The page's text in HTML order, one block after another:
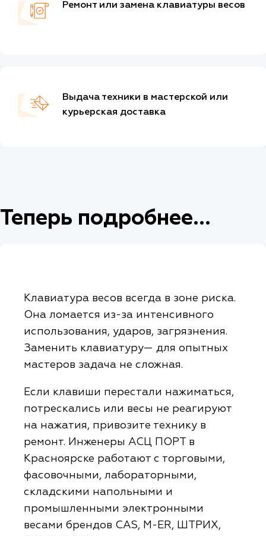
Ремонт или замена клавиатуры весов
Выдача техники в мастерской или
курьерская доставка
Теперь подробнее...
Клавиатура весов всегда в зоне риска.
Она ломается из-за интенсивного
использования, ударов, загрязнения.
Заменить клавиатуру— для опытных
мастеров задача не сложная.
Если клавиши перестали нажиматься,
потрескались или весы не реагируют
на нажатия, привозите технику в
ремонт. Инженеры АСЦ ПОРТ в
Красноярске работают с торговыми,
фасовочными, лабораторными,
складскими напольными и
промышленными электронными
весами брендов CAS, M-ER, ШТРИХ,